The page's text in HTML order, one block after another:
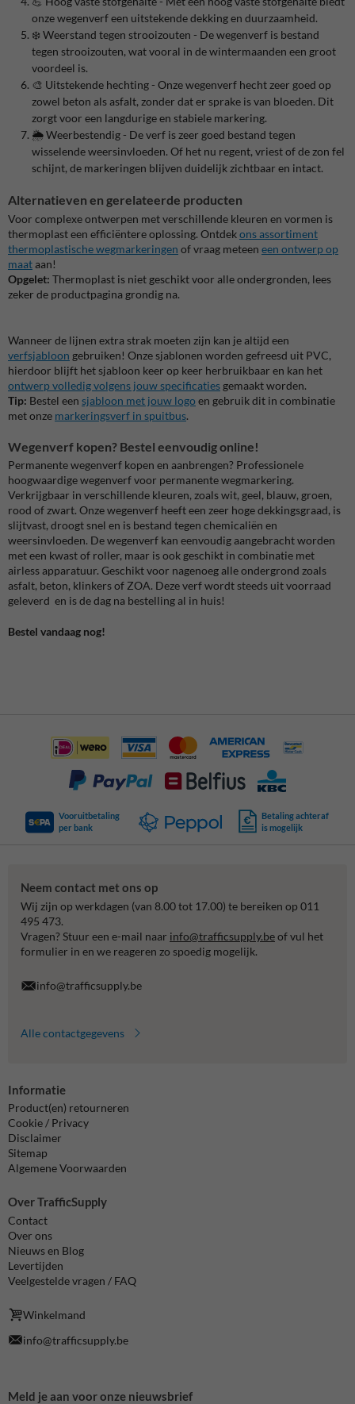
onze wegenverf een uitstekende dekking en duurzaamheid.
❄️ Weerstand tegen strooizouten - De wegenverf is bestand
tegen strooizouten, wat vooral in de wintermaanden een groot
voordeel is.
🎨 Uitstekende hechting - Onze wegenverf hecht zeer goed op
zowel beton als asfalt, zonder dat er sprake is van bloeden. Dit
zorgt voor een langdurige en stabiele markering.
🌦️ Weerbestendig - De verf is zeer goed bestand tegen
wisselende weersinvloeden. Of het nu regent, vriest of de zon fel
schijnt, de markeringen blijven duidelijk zichtbaar en intact.
Alternatieven en gerelateerde producten
Voor complexe ontwerpen met verschillende kleuren en vormen is
thermoplast een efficiëntere oplossing. Ontdekons assortiment
thermoplastische wegmarkeringen of vraag meteen een ontwerp op
maataan!
Opgelet: Thermoplast is niet geschikt voor alle ondergronden, lees
zeker de productpagina grondig na.
Wanneer de lijnen extra strak moeten zijn kan je altijd een
verfsjabloon gebruiken! Onze sjablonen worden gefreesd uit PVC,
hierdoor blijft het sjabloon keer op keer herbruikbaar en kan het
ontwerp volledig volgens jouw specificaties gemaakt worden.
Tip: Bestel een sjabloon met jouw logo en gebruik dit in combinatie
met onze markeringsverf in spuitbus.
Wegenverf kopen? Bestel eenvoudig online!
Permanente wegenverf kopen en aanbrengen? Professionele
hoogwaardige wegenverf voor permanente wegmarkering.
Verkrijgbaar in verschillende kleuren, zoals wit, geel, blauw, groen,
rood of zwart. Onze wegenverf heeft een zeer hoge dekkingsgraad, is
slijtvast, droogt snel en is bestand tegen chemicaliën en
weersinvloeden. De wegenverf kan eenvoudig aangebracht worden
met een kwast of roller, maar is ook geschikt in combinatie met
airless apparatuur. Geschikt voor nagenoeg alle ondergrond zoals
asfalt, beton, klinkers of ZOA. Deze verf wordt steeds uit voorraad
geleverd en is de dag na bestelling al in huis!
Bestel vandaag nog!
Vooruitbetaling
per bank
Betaling achteraf
is mogelijk
Neem contact met ons op
Wij zijn op werkdagen (van 8.00 tot 17.00) te bereiken op 011
495 473.
Vragen? Stuur een e-mail naar info@trafficsupply.beof vul het
formulier in en we reageren zo spoedig mogelijk.
info@trafficsupply.be
Alle contactgegevens
Informatie
Product(en) retourneren
Cookie / Privacy
Disclaimer
Sitemap
Algemene Voorwaarden
Over TrafficSupply
Contact
Over ons
Nieuws en Blog
Levertijden
Veelgestelde vragen / FAQ
Winkelmand
info@trafficsupply.be
Meld je aan voor onze nieuwsbrief